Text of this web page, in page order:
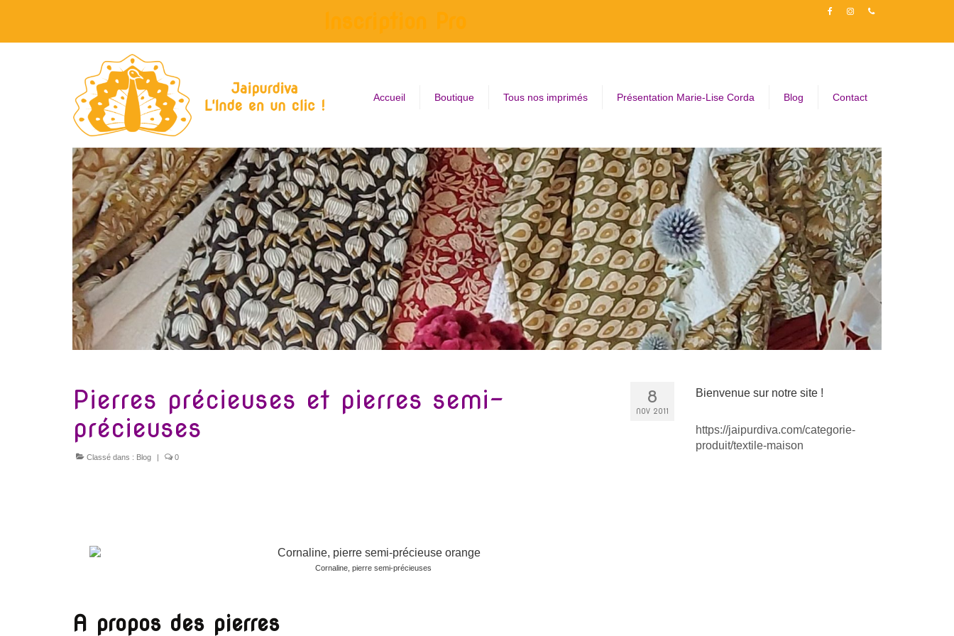
Inscription Pro
Accueil Boutique Tous nos imprimés Présentation Marie-Lise Corda Blog Contact
8
NOV 2011
Pierres précieuses et pierres semi-
précieuses
Classé dans : Blog | 0
Cornaline, pierre semi-précieuses
A propos des pierres
Bienvenue sur notre site !
https://jaipurdiva.com/categorie-
produit/textile-maison